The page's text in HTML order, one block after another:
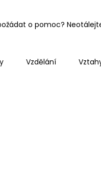
o pomoc?
Vzdělání